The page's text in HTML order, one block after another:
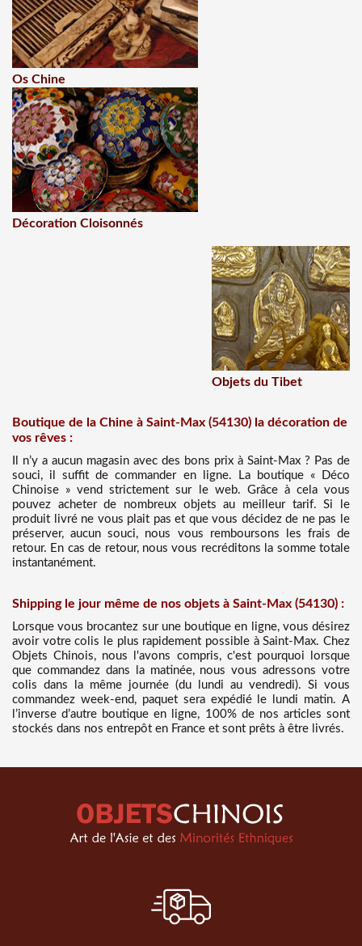
Os Chine
Décoration Cloisonnés
Objets du Tibet
Boutique de la Chine à Saint-Max (54130) la décoration de
vos rêves :
Il n’y a aucun magasin avec des bons prix à Saint-Max ? Pas de
souci, il suffit de commander en ligne. La boutique « Déco
Chinoise » vend strictement sur le web. Grâce à cela vous
pouvez acheter de nombreux objets au meilleur tarif. Si le
produit livré ne vous plait pas et que vous décidez de ne pas le
préserver, aucun souci, nous vous remboursons les frais de
retour. En cas de retour, nous vous recréditons la somme totale
instantanément.
Shipping le jour même de nos objets à Saint-Max (54130) :
Lorsque vous brocantez sur une boutique en ligne, vous désirez
avoir votre colis le plus rapidement possible à Saint-Max. Chez
Objets Chinois, nous l'avons compris, c'est pourquoi lorsque
que commandez dans la matinée, nous vous adressons votre
colis dans la même journée (du lundi au vendredi). Si vous
commandez week-end, paquet sera expédié le lundi matin. A
l’inverse d’autre boutique en ligne, 100% de nos articles sont
stockés dans nos entrepôt en France et sont prêts à être livrés.